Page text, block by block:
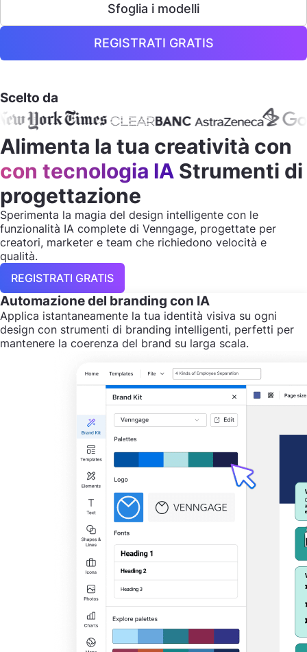
Sfoglia i modelli
REGISTRATI GRATIS
Scelto da
Alimenta la tua creatività con
con tecnologia IA Strumenti di
progettazione
Sperimenta la magia del design intelligente con le
funzionalità IA complete di Venngage, progettate per
creatori, marketer e team che richiedono velocità e
qualità.
REGISTRATI GRATIS
Automazione del branding con IA
Applica istantaneamente la tua identità visiva su ogni
design con strumenti di branding intelligenti, perfetti per
mantenere la coerenza del brand su larga scala.